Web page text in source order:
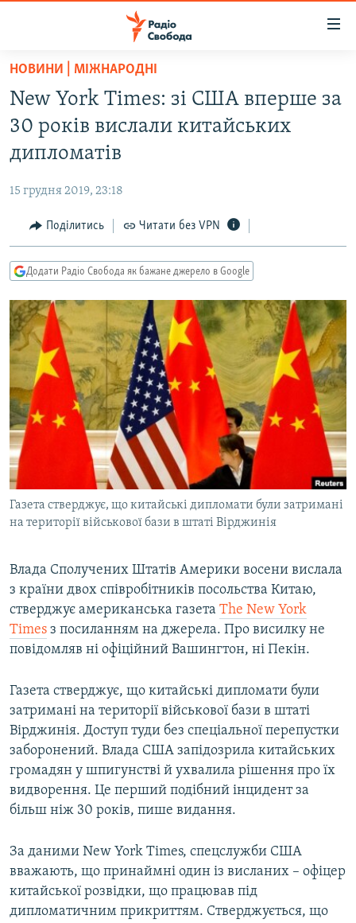
Перейти
основного
матеріалу
Перейти
до
основної
навігації
Перейти
до
пошуку
РАДІО СВОБОДА – 70 РОКІВ
СТАТТІ
ЕКОНОМІКА
СУСПІЛЬСТВО
УКРАЇНА
СВІТ
РОСІЙСЬКА «ФІЛЬТРАЦІЯ»
ДОНБАС.РЕАЛІЇ
ТИ ЯК?
СХЕМИ
КИТАЙ.ВИКЛИКИ
МУЛЬТИМЕДІА
ФОТО
СПЕЦПРОЄКТИ
ПОДКАСТИ
КРИМ РЕАЛІЇ
РУС
КТАТ
ДОЛУЧАЙСЯ!
Усі сайти RFE/RL
НОВИНИ | МІЖНАРОДНІ
New York Times: зі США вперше за
30 років вислали китайських
дипломатів
15 грудня 2019, 23:18
Поділитись Читати без VPN
Додати Радіо Свобода як бажане джерело в Google
Газета стверджує, що китайські дипломати були затримані
на території військової бази в штаті Вірджинія
Влада Сполучених Штатів Америки восени вислала
з країни двох співробітників посольства Китаю,
стверджує американська газета The New York
Times з посиланням на джерела. Про висилку не
повідомляв ні офіційний Вашингтон, ні Пекін.
Газета стверджує, що китайські дипломати були
затримані на території військової бази в штаті
Вірджинія. Доступ туди без спеціальної перепустки
заборонений. Влада США запідозрила китайських
громадян у шпигунстві й ухвалила рішення про їх
видворення. Це перший подібний інцидент за
більш ніж 30 років, пише видання.
За даними New York Times, спецслужби США
вважають, що принаймні один із висланих – офіцер
китайської розвідки, що працював під
дипломатичним прикриттям. Стверджується, що